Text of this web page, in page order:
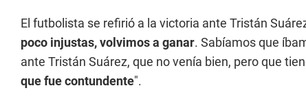
El futbolista se refirió a la victoria ante Tristán
poco injustas, volvimos a ganar. Sabíamos que
ante Tristán Suárez, que no venía bien, pero que
que fue contundente".